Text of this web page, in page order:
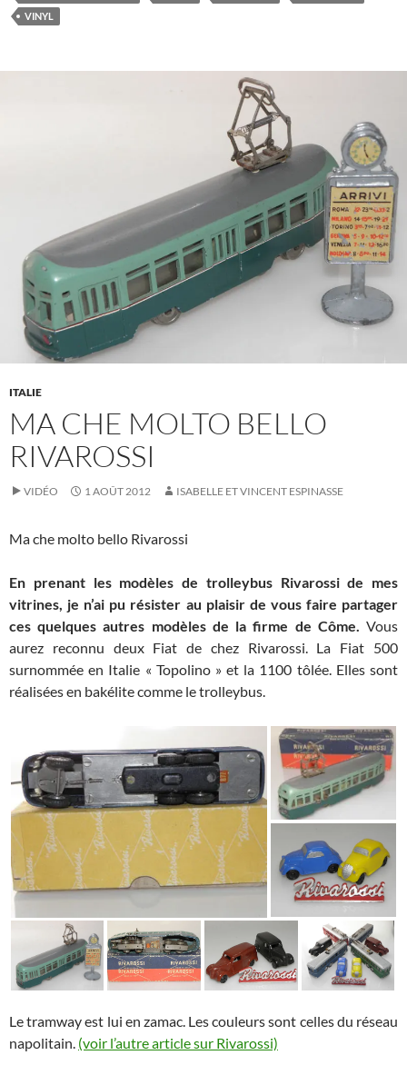
VINYL
ITALIE
MA CHE MOLTO BELLO
RIVAROSSI
VIDÉO 1 AOÛT 2012 ISABELLE ET VINCENT ESPINASSE
Ma che molto bello Rivarossi
En prenant les modèles de trolleybus Rivarossi de mes
vitrines, je n’ai pu résister au plaisir de vous faire partager
ces quelques autres modèles de la firme de Côme. Vous
aurez reconnu deux Fiat de chez Rivarossi. La Fiat 500
surnommée en Italie « Topolino » et la 1100 tôlée. Elles sont
réalisées en bakélite comme le trolleybus.
Le tramway est lui en zamac. Les couleurs sont celles du réseau
napolitain. (voir l’autre article sur Rivarossi)